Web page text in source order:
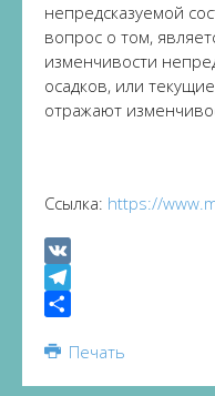
непредсказуемой
вопрос о том,
изменчивости
осадков, или
отражают
Ссылка: https://
VK
Telegram
Печать